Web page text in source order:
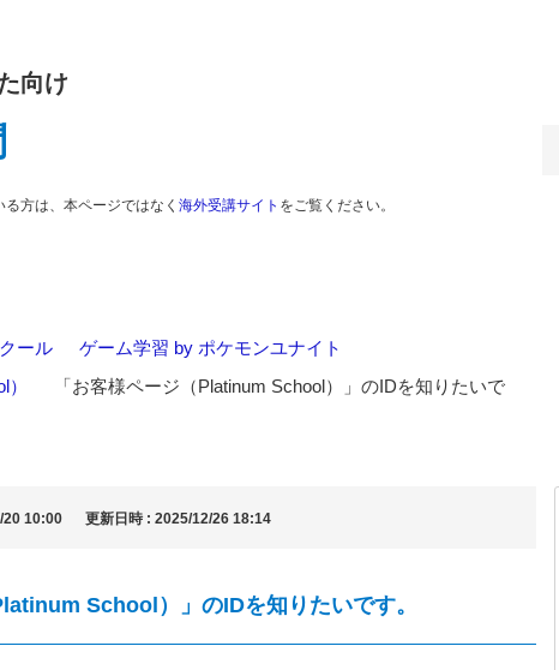
向け
方は、本ページではなく 海外受講サイト をご覧ください。
ール ゲーム学習 by ポケモンユナイト
「お客様ページ（Platinum School）」のIDを知りたいで
20 10:00 更新日時 : 2025/12/26 18:14
School）」のIDを知りたいです。